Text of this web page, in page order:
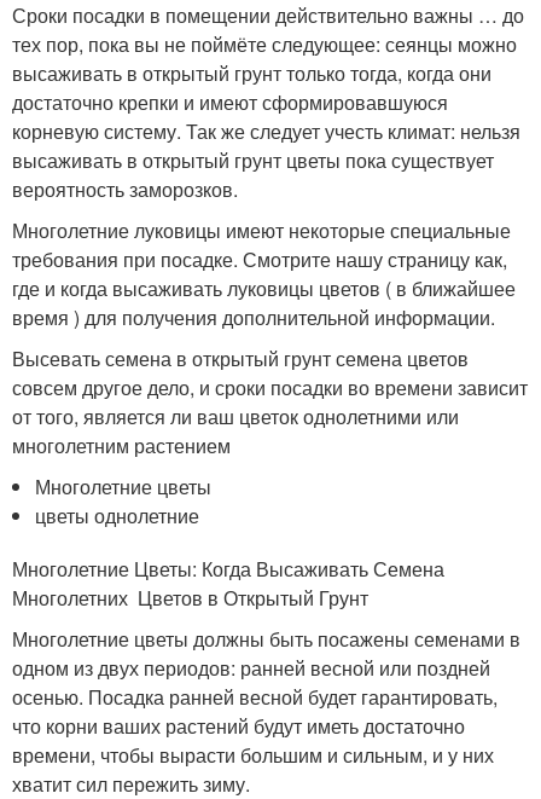
Сроки посадки в помещении действительно важны … до
тех пор, пока вы не поймёте следующее: сеянцы можно
высаживать в открытый грунт только тогда, когда они
достаточно крепки и имеют сформировавшуюся
корневую систему. Так же следует учесть климат: нельзя
высаживать в открытый грунт цветы пока существует
вероятность заморозков.
Многолетние луковицы имеют некоторые специальные
требования при посадке. Смотрите нашу страницу как,
где и когда высаживать луковицы цветов ( в ближайшее
время ) для получения дополнительной информации.
Высевать семена в открытый грунт семена цветов
совсем другое дело, и сроки посадки во времени зависит
от того, является ли ваш цветок однолетними или
многолетним растением
Многолетние цветы
цветы однолетние
Многолетние Цветы: Когда Высаживать Семена
Многолетних Цветов в Открытый Грунт
Многолетние цветы должны быть посажены семенами в
одном из двух периодов: ранней весной или поздней
осенью. Посадка ранней весной будет гарантировать,
что корни ваших растений будут иметь достаточно
времени, чтобы вырасти большим и сильным, и у них
хватит сил пережить зиму.